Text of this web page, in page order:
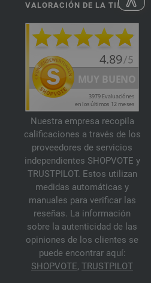
VALORACIÓN DE LA TIENDA
Nuestra empresa recopila
calificaciones a través de los
proveedores de servicios
independientes SHOPVOTE y
TRUSTPILOT. Estos utilizan
medidas automáticas y
manuales para verificar las
reseñas. La información
sobre la autenticidad de las
opiniones de los clientes se
puede encontrar aquí:
SHOPVOTE, TRUSTPILOT